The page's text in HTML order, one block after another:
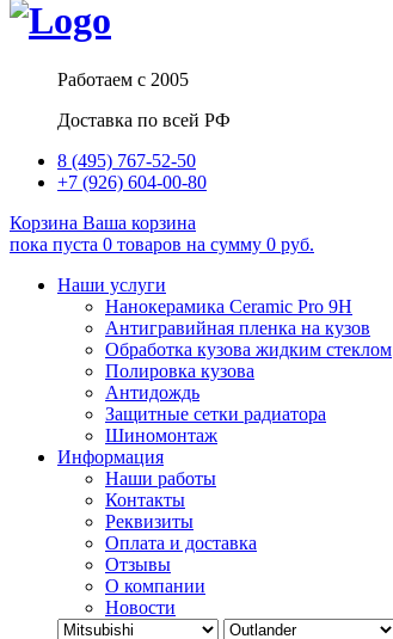
Работаем с 2005
Доставка по всей РФ
8 (495) 767-52-50
+7 (926) 604-00-80
Корзина Ваша корзина
пока пуста 0 товаров на сумму 0 руб.
Наши услуги
Нанокерамика Ceramic Pro 9H
Антигравийная пленка на кузов
Обработка кузова жидким стеклом
Полировка кузова
Антидождь
Защитные сетки радиатора
Шиномонтаж
Информация
Наши работы
Контакты
Реквизиты
Оплата и доставка
Отзывы
О компании
Новости